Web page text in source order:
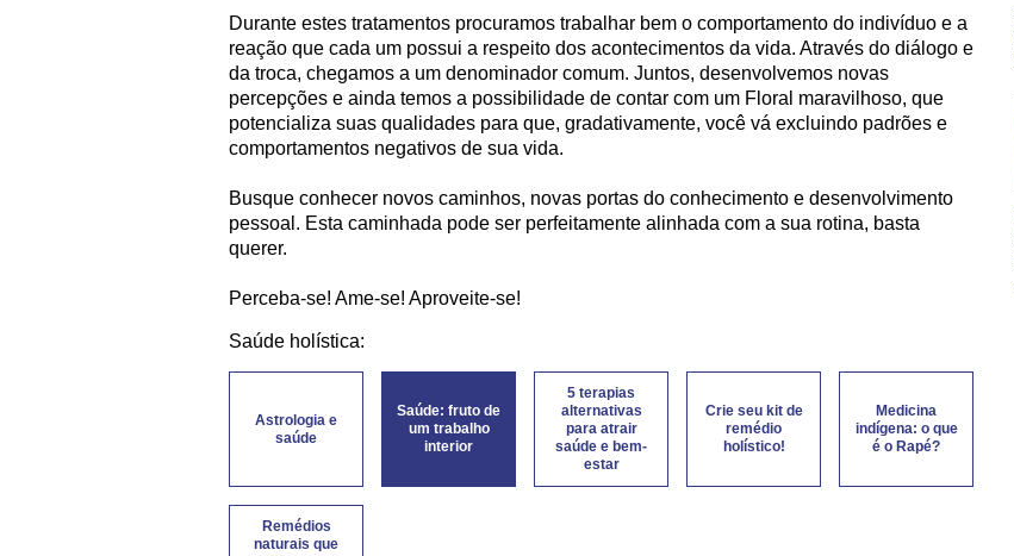
Durante estes tratamentos procuramos trabalhar bem o comportamento do indivíduo e a
reação que cada um possui a respeito dos acontecimentos da vida. Através do diálogo e
da troca, chegamos a um denominador comum. Juntos, desenvolvemos novas
percepções e ainda temos a possibilidade de contar com um Floral maravilhoso, que
potencializa suas qualidades para que, gradativamente, você vá excluindo padrões e
comportamentos negativos de sua vida.
Busque conhecer novos caminhos, novas portas do conhecimento e desenvolvimento
pessoal. Esta caminhada pode ser perfeitamente alinhada com a sua rotina, basta
querer.
Perceba-se! Ame-se! Aproveite-se!
Saúde holística:
Astrologia e
saúde
Saúde: fruto de
um trabalho
interior
5 terapias
alternativas
para atrair
saúde e bem-
estar
Crie seu kit de
remédio
holístico!
Medicina
indígena: o que
é o Rapé?
Remédios
naturais que